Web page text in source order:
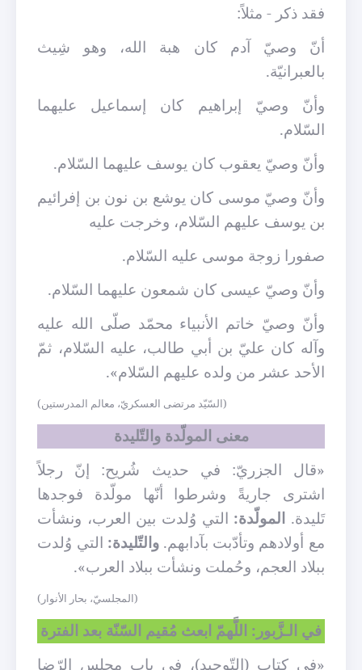
فقد ذكر - مثلاً:
أنّ وصيّ آدم كان هبة الله، وهو شِيث
بالعبرانيّة.
وأنّ وصيّ إبراهيم كان إسماعيل عليهما
السّلام.
وأنّ وصيّ يعقوب كان يوسف عليهما السّلام.
وأنّ وصيّ موسى كان يوشع بن نون بن إفرائيم
بن يوسف عليهم السّلام، وخرجت عليه
صفورا زوجة موسى عليه السّلام.
وأنّ وصيّ عيسى كان شمعون عليهما السّلام.
وأنّ وصيّ خاتم الأنبياء محمّد صلّى الله عليه
وآله كان عليّ بن أبي طالب، عليه السّلام، ثمّ
الأحد عشر من ولده عليهم السّلام».
(السّيّد مرتضى العسكريّ، معالم المدرستين)
معنى المولّدة والتّليدة
«قال الجزريّ: في حديث شُريح: إنّ رجلاً
اشترى جاريةً وشرطوا أنّها مولّدة فوجدها
تَليدة. المولّدة: التي وُلدت بين العرب، ونشأت
مع أولادهم وتأدّبت بآدابهم.والتّليدة: التي وُلدت
ببلاد العجم، وحُملت ونشأت ببلاد العرب».
(المجلسيّ، بحار الأنوار)
في الـزَّبور: اللَّهمّ ابعث مُقيم السّنّة بعد الفترة
«في كتاب (التّوحيد)، في باب مجلس الرّضا